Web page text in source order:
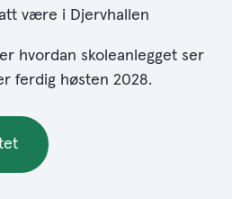
være i Djervhallen
hvordan skoleanlegget ser
ferdig høsten 2028.